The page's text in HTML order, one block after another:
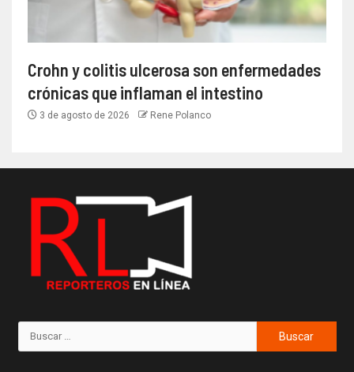
Crohn y colitis ulcerosa son enfermedades
crónicas que inflaman el intestino
3 de agosto de 2026 Rene Polanco